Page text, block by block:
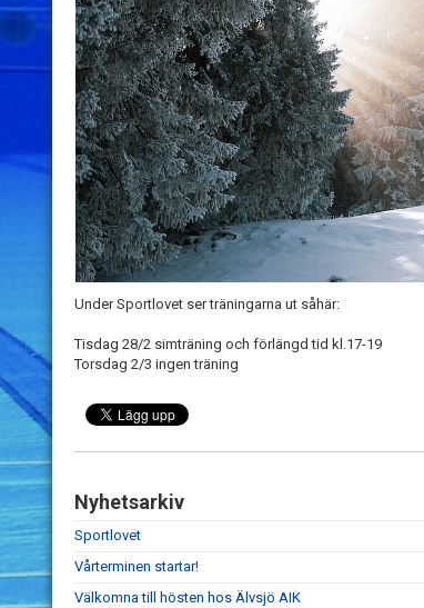
Under Sportlovet ser träningarna ut såhär:
Tisdag 28/2 simträning och förlängd tid kl.17-19
Torsdag 2/3 ingen träning
Nyhetsarkiv
Sportlovet
Vårterminen startar!
Välkomna till hösten hos Älvsjö AIK